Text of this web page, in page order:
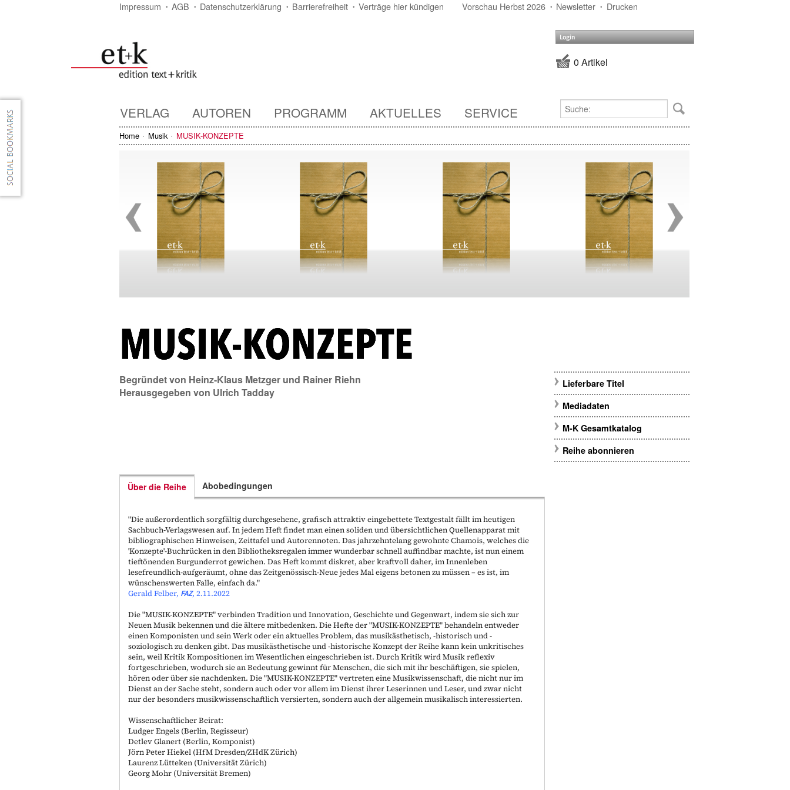
Impressum AGB Datenschutzerklärung Barrierefreiheit Verträge hier kündigen Vorschau Herbst 2026 Newsletter Drucken
Login
0 Artikel
VERLAG AUTOREN PROGRAMM AKTUELLES SERVICE
Home Musik MUSIK-KONZEPTE
Begründet von Heinz-Klaus Metzger und Rainer Riehn
Herausgegeben von Ulrich Tadday
Lieferbare Titel
Mediadaten
M-K Gesamtkatalog
Reihe abonnieren
Über die Reihe
"Die außerordentlich sorgfältig durchgesehene, grafisch attraktiv eingebettete Textgestalt fällt im heutigen
Sachbuch-Verlagswesen auf. In jedem Heft findet man einen soliden und übersichtlichen Quellenapparat mit
bibliographischen Hinweisen, Zeittafel und Autorennoten. Das jahrzehntelang gewohnte Chamois, welches die
'Konzepte'-Buchrücken in den Bibliotheksregalen immer wunderbar schnell auffindbar machte, ist nun einem
tieftönenden Burgunderrot gewichen. Das Heft kommt diskret, aber kraftvoll daher, im Innenleben
lesefreundlich-aufgeräumt, ohne das Zeitgenössisch-Neue jedes Mal eigens betonen zu müssen – es ist, im
wünschenswerten Falle, einfach da."
Gerald Felber, FAZ, 2.11.2022
Die "MUSIK-KONZEPTE" verbinden Tradition und Innovation, Geschichte und Gegenwart, indem sie sich zur
Neuen Musik bekennen und die ältere mitbedenken. Die Hefte der "MUSIK-KONZEPTE" behandeln entweder
einen Komponisten und sein Werk oder ein aktuelles Problem, das musikästhetisch, -historisch und -
soziologisch zu denken gibt. Das musikästhetische und -historische Konzept der Reihe kann kein unkritisches
sein, weil Kritik Kompositionen im Wesentlichen eingeschrieben ist. Durch Kritik wird Musik reflexiv
fortgeschrieben, wodurch sie an Bedeutung gewinnt für Menschen, die sich mit ihr beschäftigen, sie spielen,
hören oder über sie nachdenken. Die "MUSIK-KONZEPTE" vertreten eine Musikwissenschaft, die nicht nur im
Dienst an der Sache steht, sondern auch oder vor allem im Dienst ihrer Leserinnen und Leser, und zwar nicht
nur der besonders musikwissenschaftlich versierten, sondern auch der allgemein musikalisch interessierten.
Wissenschaftlicher Beirat:
Ludger Engels (Berlin, Regisseur)
Detlev Glanert (Berlin, Komponist)
Jörn Peter Hiekel (HfM Dresden/ZHdK Zürich)
Laurenz Lütteken (Universität Zürich)
Georg Mohr (Universität Bremen)
Abobedingungen